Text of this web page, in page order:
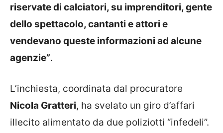
riservate di calciatori, su imprenditori, gente
dello spettacolo, cantanti e attori e
vendevano queste informazioni ad alcune
agenzie”.
L’inchiesta, coordinata dal procuratore
Nicola Gratteri, ha svelato un giro d’affari
illecito alimentato da due poliziotti “infedeli”.